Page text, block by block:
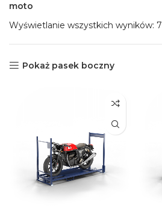
moto
Wyświetlanie wszystkich wyników: 7
Pokaż pasek boczny